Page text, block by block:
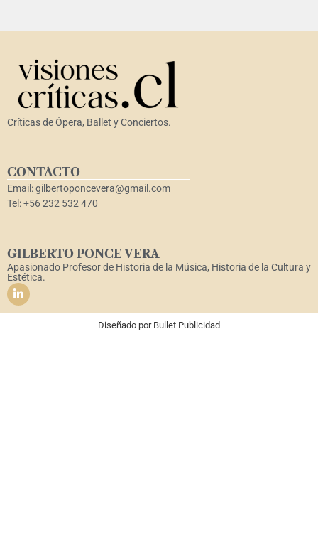
Críticas de Ópera, Ballet y Conciertos.
CONTACTO
Email: gilbertoponcevera@gmail.com
Tel: +56 232 532 470
GILBERTO PONCE VERA
Apasionado Profesor de Historia de la Música, Historia de la Cultura y
Estética.
Diseñado por Bullet Publicidad